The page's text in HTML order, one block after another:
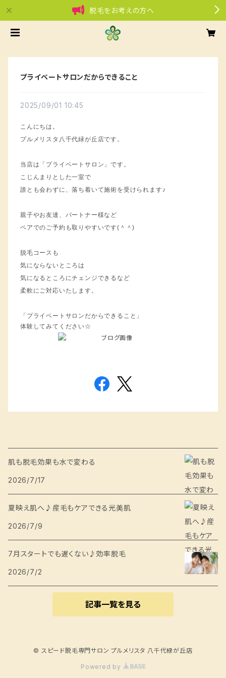
脱毛をお考えの方へ
プライベートサロンだからできること
2025/09/01 10:45
こんにちは。
プルメリスタ八千代緑が丘店です。
当店は「プライベートサロン」です。
こじんまりとした一室で
誰とも会わずに、落ち着いて施術を受けられます♪
親子やお友達、パートナー様など
ペアでのご予約も取りやすいです(＾＾)
脱毛コースも
気にならないところは
気になるところにチェンジできるなど
柔軟にご対応いたします。
「プライベートサロンだからできること」
体験してみてください☆
肌も脱毛効果も水で変わる
2026/7/17
夏映え肌へ♪産毛もケアできる光美肌
2026/7/9
7月スタートでも遅くない♪効率脱毛
2026/7/2
記事一覧を見る
© スピード脱毛専門サロン プルメリスタ 八千代緑が丘店
Powered by